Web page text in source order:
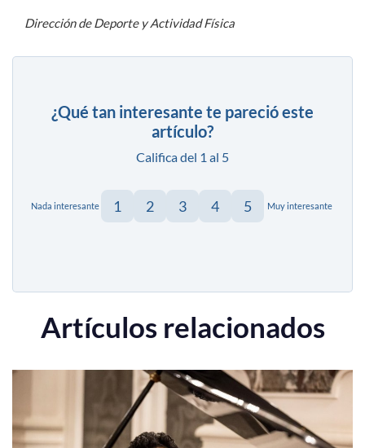
Dirección de Deporte y Actividad Física
¿Qué tan interesante te pareció este
artículo?
Califica del 1 al 5
Nada interesante 1 2 3 4 5 Muy interesante
Artículos relacionados